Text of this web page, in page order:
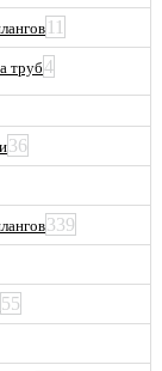
11
труб4
36
339
55